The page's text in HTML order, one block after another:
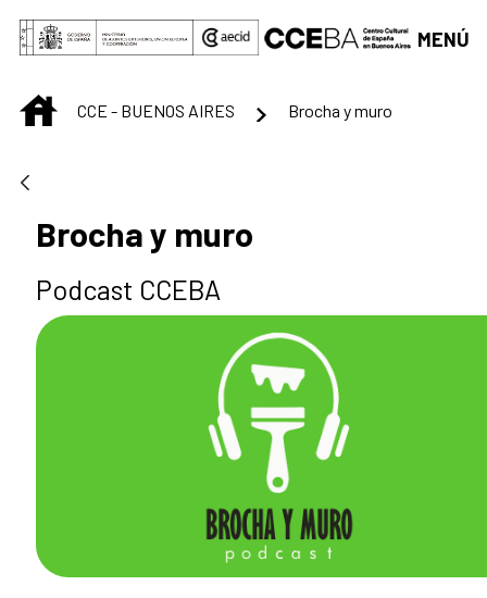
Saltar al contenido principal
MENÚ
INICIOCCE - BUENOS AIRES Brocha y muro
Brocha y muro
Podcast CCEBA